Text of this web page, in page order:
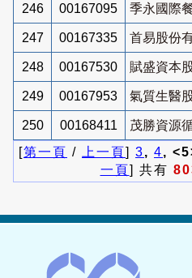
246 00167095 季永國際
247 00167335 首易股份
248 00167530 賦盛資本
249 00167953 氣質生醫
250 00168411
茂勝資源
[第一頁 / 上一頁] 3, 4,
一頁] 共有